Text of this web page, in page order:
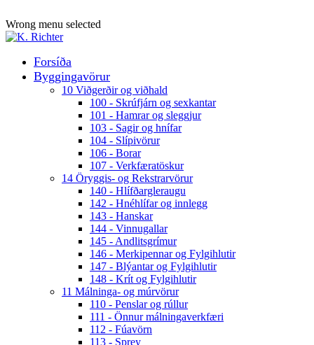
Wrong menu selected
Forsíða
Byggingavörur
10 Viðgerðir og viðhald
100 - Skrúfjárn og sexkantar
101 - Hamrar og sleggjur
103 - Sagir og hnífar
104 - Slípivörur
106 - Borar
107 - Verkfæratöskur
14 Öryggis- og Rekstrarvörur
140 - Hlífðargleraugu
142 - Hnéhlífar og innlegg
143 - Hanskar
144 - Vinnugallar
145 - Andlitsgrímur
146 - Merkipennar og Fylgihlutir
147 - Blýantar og Fylgihlutir
148 - Krít og Fylgihlutir
11 Málninga- og múrvörur
110 - Penslar og rúllur
111 - Önnur málningaverkfæri
112 - Fúavörn
113 - Sprey